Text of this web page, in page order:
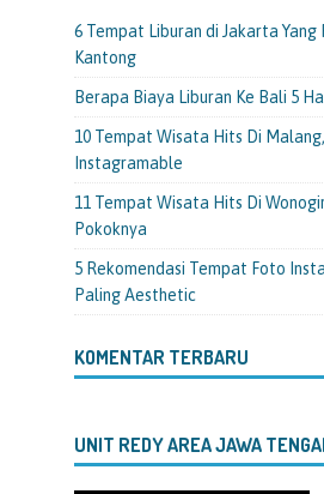
6 Tempat Liburan di Jakarta Yang
Kantong
Berapa Biaya Liburan Ke Bali 5
10 Tempat Wisata Hits Di
Instagramable
11 Tempat Wisata Hits Di
Pokoknya
5 Rekomendasi Tempat Foto
Paling Aesthetic
KOMENTAR TERBARU
UNIT REDY AREA JAWA